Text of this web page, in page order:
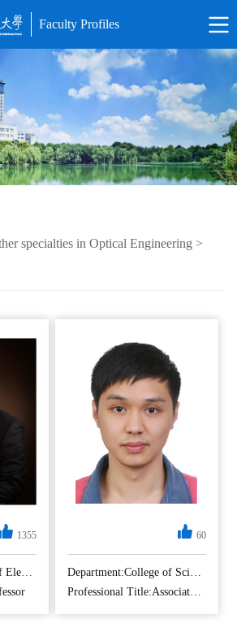
Faculty Profiles
specialties in Optical Engineering >
1355
博士毕业于南京大
博），之后进入南
60
Professional Title:Associate Professor